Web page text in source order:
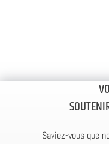
Saviez-vous que